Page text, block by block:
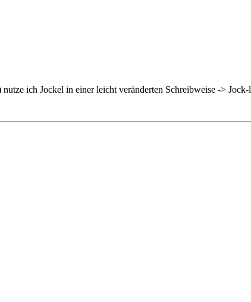
ich Jockel in einer leicht veränderten Schreibweise -> Jock-l